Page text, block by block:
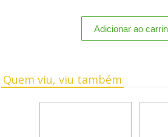
Quem viu, viu também